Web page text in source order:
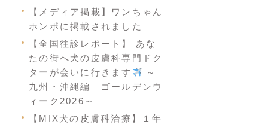
【メディア掲載】ワンちゃん
ホンポに掲載されました
【全国往診レポート】 あな
たの街へ犬の皮膚科専門ドク
ターが会いに行きます
～
九州・沖縄編 ゴールデンウ
ィーク2026～
【MIX犬の皮膚科治療】１年